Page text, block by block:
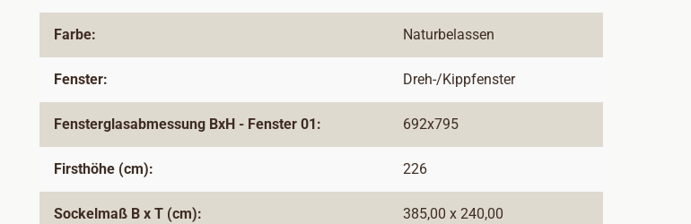
Farbe: Naturbelassen
Fenster: Dreh-/Kippfenster
Fensterglasabmessung BxH - Fenster 01: 692x795
Firsthöhe (cm): 226
Sockelmaß B x T (cm): 385,00 x 240,00